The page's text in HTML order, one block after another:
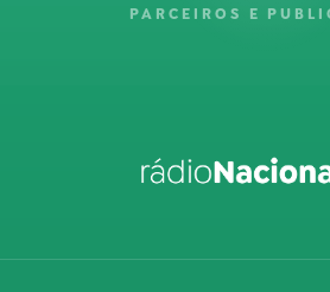
PARCEIROS E